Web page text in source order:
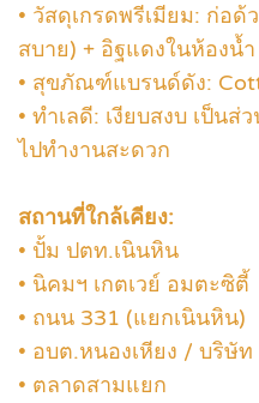
• วัสดุเกรดพรีเมียม: ก่อด้
สบาย) + อิฐแดงในห้องน้
• สุขภัณฑ์แบรนด์ดัง:
• ทำเลดี: เงียบสงบ เป็น
ไปทำงานสะดวก
สถานที่ใกล้เคียง:
• ปั้ม ปตท.เนินหิน
• นิคมฯ เกตเวย์ อมตะซิตี้
• ถนน 331 (แยกเนินหิน)
• อบต.หนองเหียง / บริษั
• ตลาดสามแยก